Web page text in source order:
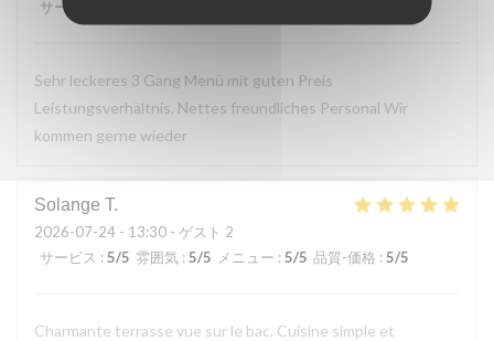
サービス
Sehr leckeres 3 Gang Menü mit guten Preis
Leistungsverhältnis. Nettes freundliches Personal Wir
kommen gerne wieder
Solange T
2026-07-24 - 13:30 - ゲスト 2
サービス : 5/5 雰囲気 : 5/5 メニュー : 5/5 品質-価格 : 5/5
Charmante terrasse vue sur le bac. Cuisine simple et